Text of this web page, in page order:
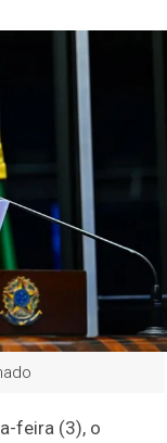
feira (3), o